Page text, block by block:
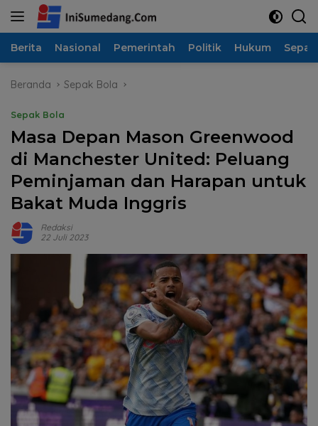
Langsung
Berita Nasional Pemerintah Politik Hukum
Beranda Sepak Bola
Sepak Bola
Masa Depan Mason Greenwood
di Manchester United: Peluang
Peminjaman dan Harapan untuk
Bakat Muda Inggris
Redaksi
22 Juli 2023